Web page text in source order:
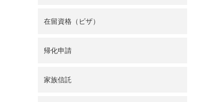
在留資格（ビザ）
帰化申請
家族信託